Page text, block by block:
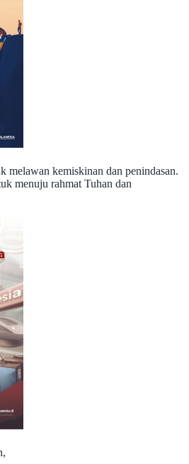
melawan kemiskinan dan penindasan.
menuju rahmat Tuhan dan